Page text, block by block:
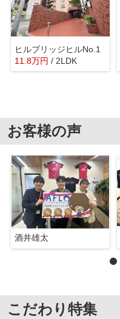
ヒルブリッジヒルNo.1
11.8万円 / 2LDK
お客様の声
酒井雄太
こだわり特集